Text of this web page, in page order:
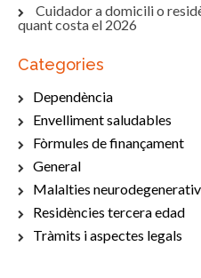
Cuidador a domicili o
quant costa el 2026
Categories
Dependència
Envelliment saludables
Fòrmules de finançament
General
Malalties
Residències tercera edad
Tràmits i aspectes legals